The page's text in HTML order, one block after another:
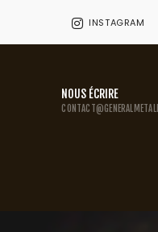
INSTAGRAM
NOUS ÉCRIRE